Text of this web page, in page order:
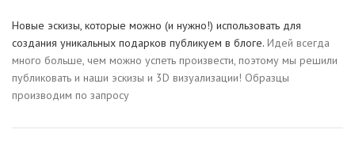
Новые эскизы, которые можно (и нужно!) использовать для
создания уникальных подарков публикуем в блоге. Идей всегда
много больше, чем можно успеть произвести, поэтому мы решили
публиковать и наши эскизы и 3D визуализации! Образцы
производим по запросу